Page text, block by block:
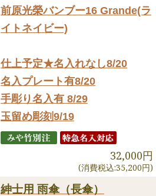
前原光榮バンブー16 Grande(ラ
イトネイビー)
仕上予定★名入れなし8/20
名入プレート有8/20
手彫り名入有 8/29
玉留め彫刻9/19
32,000円
(消費税込:35,200円)
紳士用 雨傘（長傘）